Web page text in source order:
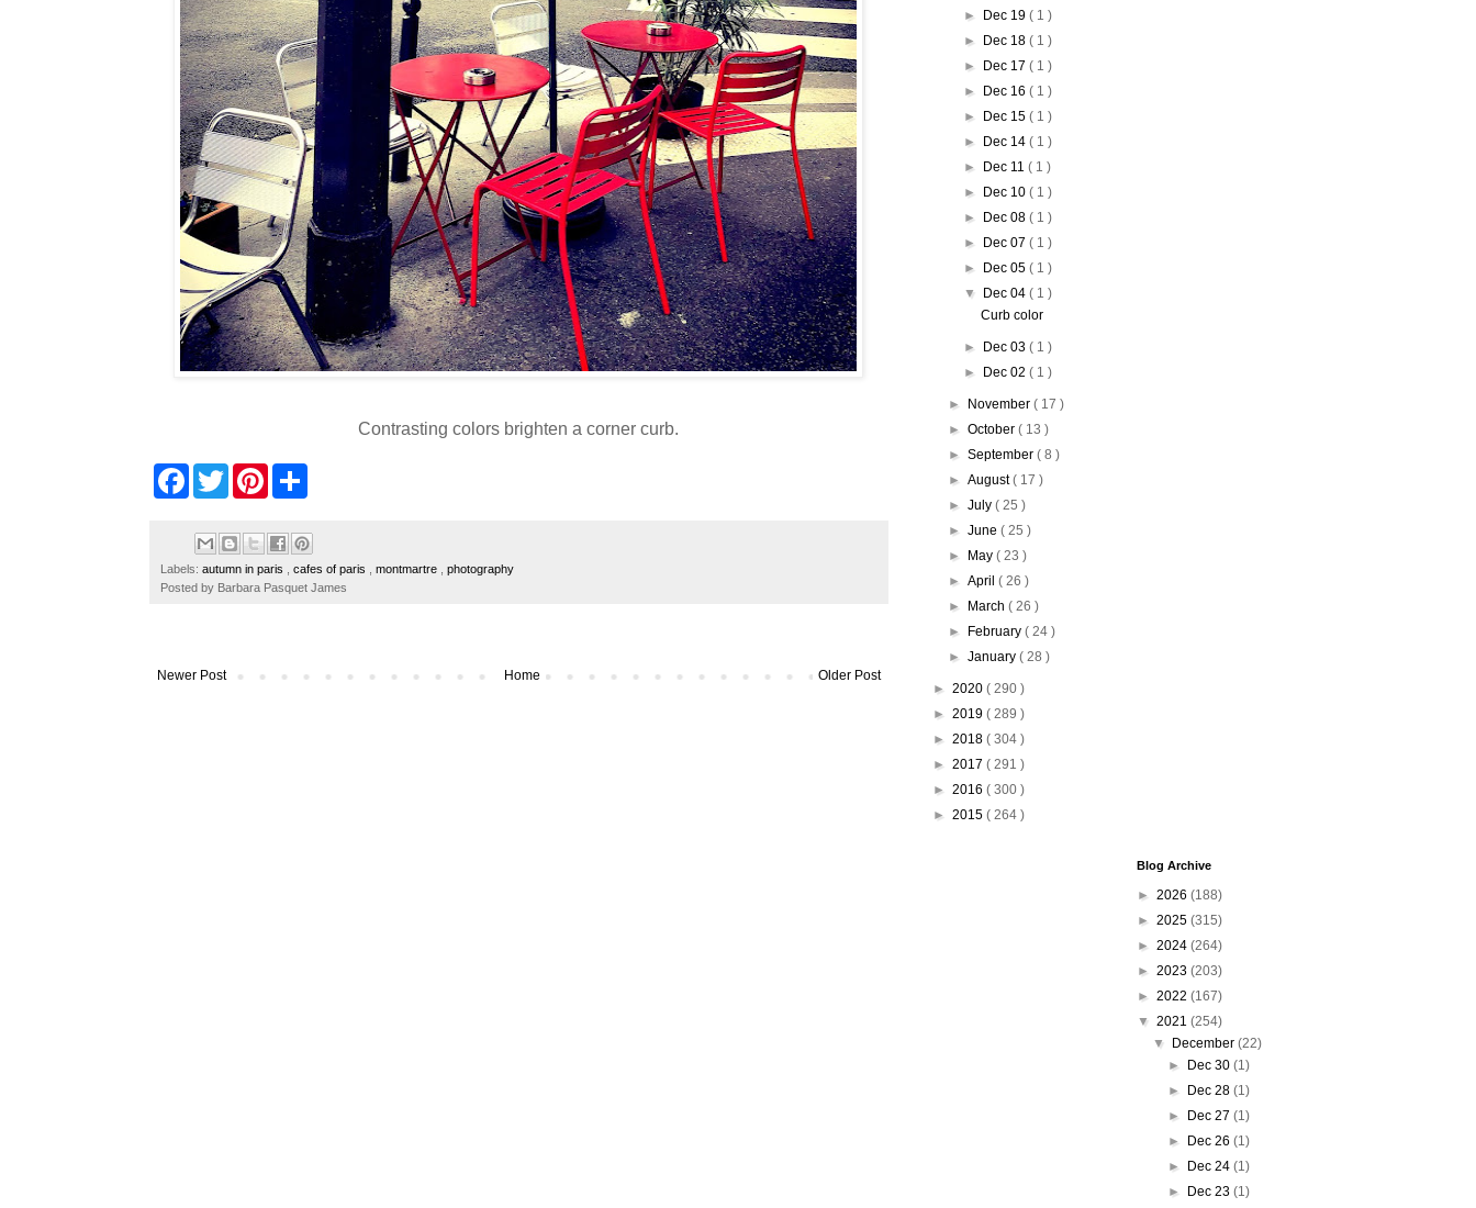
Contrasting colors brighten a corner curb.
o
k
w
t
r
e
s
e
Labels: autumn in paris cafes of paris montmartre
photography
Posted by Barbara Pasquet James
Newer Post Older Post
Home
►
Dec 19( 1 )
►
Dec 18( 1 )
►
Dec 17( 1 )
►
Dec 16( 1 )
►
Dec 15( 1 )
►
Dec 14( 1 )
►
Dec 11( 1 )
►
Dec 10( 1 )
►
Dec 08( 1 )
►
Dec 07( 1 )
►
Dec 05( 1 )
▼
Dec 04( 1 )
Curb color
► Dec 03( 1 )
►
Dec 02( 1 )
► November ( 17 )
► October ( 13 )
► September ( 8 )
► August( 17 )
► July ( 25 )
► June ( 25 )
►
May ( 23 )
► April ( 26 )
►
March ( 26 )
►
February ( 24 )
► January ( 28 )
► 2020 ( 290 )
► 2019 ( 289 )
► 2018 ( 304 )
► 2017 ( 291 )
► 2016 ( 300 )
► 2015 ( 264 )
Blog Archive
► 2026 (188)
► 2025 (315)
► 2024 (264)
► 2023 (203)
► 2022 (167)
▼ 2021 (254)
▼
December (22)
►
Dec 30(1)
►
Dec 28(1)
►
Dec 27(1)
►
Dec 26(1)
►
Dec 24(1)
►
Dec 23(1)